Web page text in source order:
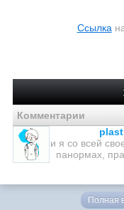
Ссылка
Комментарии
и я со всей
панормах,
Полная